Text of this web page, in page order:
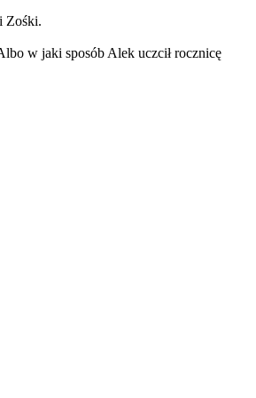
Zośki.
w jaki sposób Alek uczcił rocznicę